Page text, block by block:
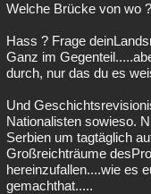
Welche Brücke von wo
Hass ? Frage
Ganz im
durch, nur das du es
Und
Nationalisten sowieso.
Serbien um tagtäglich
Großreichträume
hereinzufallen....wie es
gemachthat.....